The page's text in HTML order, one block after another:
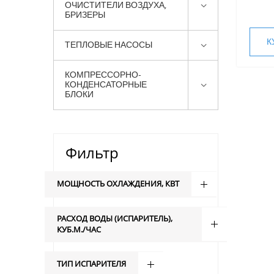
ОЧИСТИТЕЛИ ВОЗДУХА,
БРИЗЕРЫ
ТЕПЛОВЫЕ НАСОСЫ
КОМПРЕССОРНО-
КОНДЕНСАТОРНЫЕ
БЛОКИ
Фильтр
МОЩНОСТЬ ОХЛАЖДЕНИЯ, КВТ
РАСХОД ВОДЫ (ИСПАРИТЕЛЬ),
КУБ.М./ЧАС
ТИП ИСПАРИТЕЛЯ